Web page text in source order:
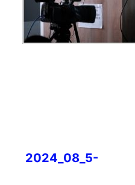
Навигация
2024_08_5-